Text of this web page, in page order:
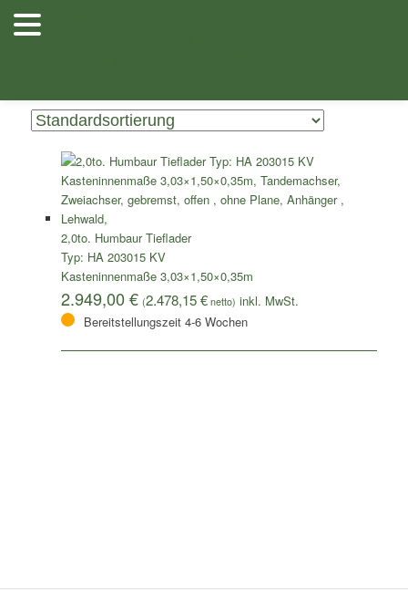
Zum
Inhalt
Zum
sekundären
Shop
2,0to. Humbaur Tieflader
Typ: HA 203015 KV
Kasteninnenmaße 3,03×1,50×0,35m
2.949,00€ (2.478,15€netto)
Bereitstellungszeit 4-6 Wochen